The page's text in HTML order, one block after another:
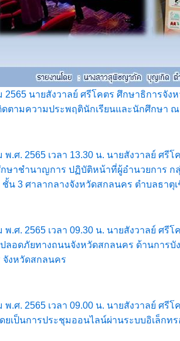
2565 นายสังวาลย์ ศรีโคตร ศึกษาธิการจั
ตามความประพฤตินักเรียนและนักศึกษา
พ.ศ. 2565 เวลา 13.30 น. นายสังวาลย์ ศ
าชำนาญการ ปฏิบัติหน้าที่ผู้อำนวยการ ก
น 3 ศาลากลางจังหวัดสกลนคร ตำบลธาตุ
พ.ศ. 2565 เวลา 09.30 น. นายสังวาลย์
อดภัยทางถนนจังหวัดสกลนคร ด้านการบั
จังหวัดสกลนคร
พ.ศ. 2565 เวลา 09.00 น. นายสังวาลย์
เป็นการประชุมออนไลน์ผ่านระบบอิเล็กท